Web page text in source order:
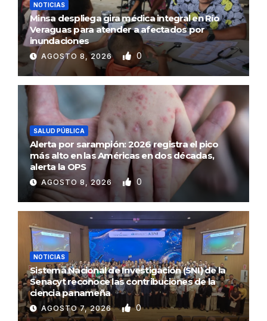
NOTICIAS
Minsa despliega gira médica integral en Río
Veraguas para atender a afectados por
inundaciones
AGOSTO 8, 2026 0
SALUD PÚBLICA
Alerta por sarampión: 2026 registra el pico
más alto en las Américas en dos décadas,
alerta la OPS
AGOSTO 8, 2026 0
NOTICIAS
Sistema Nacional de Investigación (SNI) de la
Senacyt reconoce las contribuciones de la
ciencia panameña
AGOSTO 7, 2026 0